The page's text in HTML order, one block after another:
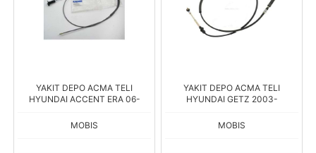
YAKIT DEPO ACMA TELI
HYUNDAI ACCENT ERA 06-
MOBIS
YAKIT DEPO ACMA TELI
HYUNDAI GETZ 2003-
MOBIS